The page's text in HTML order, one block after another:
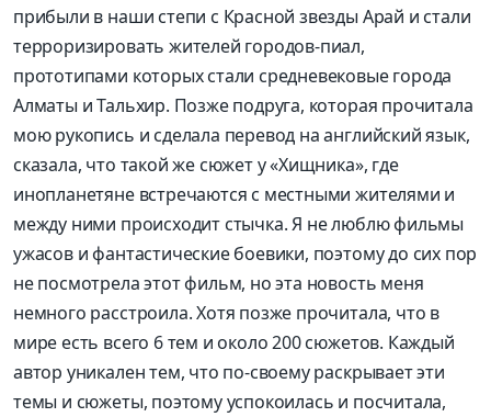
прибыли в наши степи с Красной звезды Арай и стали
терроризировать жителей городов-пиал,
прототипами которых стали средневековые города
Алматы и Тальхир. Позже подруга, которая прочитала
мою рукопись и сделала перевод на английский язык,
сказала, что такой же сюжет у «Хищника», где
инопланетяне встречаются с местными жителями и
между ними происходит стычка. Я не люблю фильмы
ужасов и фантастические боевики, поэтому до сих пор
не посмотрела этот фильм, но эта новость меня
немного расстроила. Хотя позже прочитала, что в
мире есть всего 6 тем и около 200 сюжетов. Каждый
автор уникален тем, что по-своему раскрывает эти
темы и сюжеты, поэтому успокоилась и посчитала,